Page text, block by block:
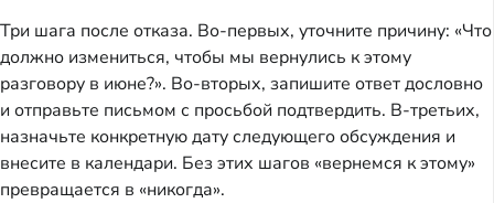
Три шага после отказа. Во-первых, уточните причину: «Что
должно измениться, чтобы мы вернулись к этому
разговору в июне?». Во-вторых, запишите ответ дословно
и отправьте письмом с просьбой подтвердить. В-третьих,
назначьте конкретную дату следующего обсуждения и
внесите в календари. Без этих шагов «вернемся к этому»
превращается в «никогда».